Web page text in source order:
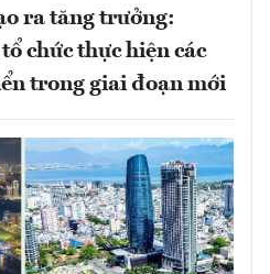
ra tăng trưởng:
chức thực hiện các
trong giai đoạn mới